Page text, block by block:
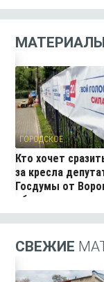
ГОРОДСКОЕ
Кто хочет
за кресла
Госдумы от
области
СВЕЖИЕ